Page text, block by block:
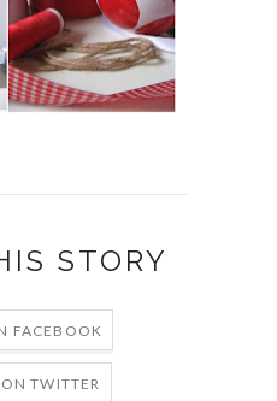
STORY
FACEBOOK
TWITTER